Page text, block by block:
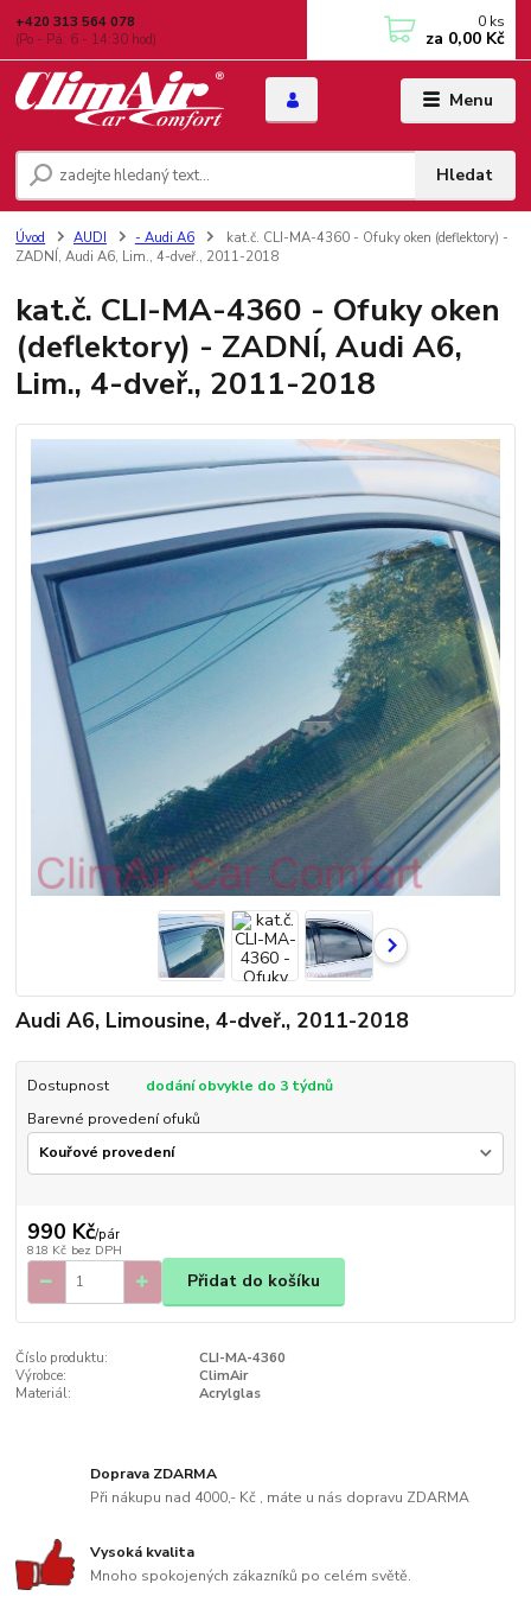
Menu
Hledat
+420 313 564 078
(Po - Pá: 6 - 14:30 hod)
0 ks
za 0,00 Kč
Úvod AUDI - Audi A6
kat.č. CLI-MA-4360 - Ofuky oken (deflektory) -
ZADNÍ, Audi A6, Lim., 4-dveř., 2011-2018
kat.č. CLI-MA-4360 - Ofuky oken
(deflektory) - ZADNÍ, Audi A6,
Lim., 4-dveř., 2011-2018
Audi A6, Limousine, 4-dveř., 2011-2018
Dostupnost
dodání obvykle do 3 týdnů
Barevné provedení ofuků
990 Kč/pár
818 Kč bez DPH
Přidat do košíku
Číslo produktu:
CLI-MA-4360
Výrobce:
ClimAir
Materiál:
Acrylglas
Doprava ZDARMA
Při nákupu nad 4000,- Kč , máte u nás dopravu ZDARMA
Vysoká kvalita
Mnoho spokojených zákazníků po celém světě.